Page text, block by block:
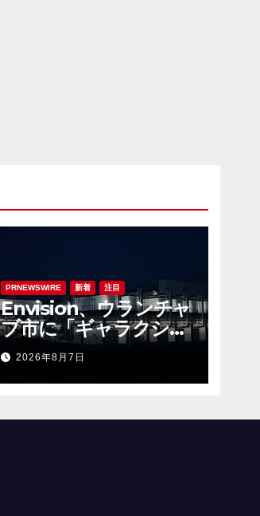
PRNEWSWIRE 新着 注目
Envision、ウランチャ
ブ市に「ギャラクシ
ー・キャンパス」を稼
働させ、ギガワット規
模のAIインフラの新た
2026年8月7日